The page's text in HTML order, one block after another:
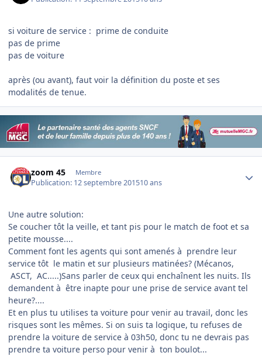
si voiture de service : prime de conduite
pas de prime
pas de voiture
après (ou avant), faut voir la définition du poste et ses
modalités de tenue.
zoom 45 Membre
Publication: 12 septembre 201510 ans
Une autre solution:
Se coucher tôt la veille, et tant pis pour le match de foot et sa
petite mousse....
Comment font les agents qui sont amenés à prendre leur
service tôt le matin et sur plusieurs matinées? (Mécanos,
ASCT, AC.....)Sans parler de ceux qui enchaînent les nuits. Ils
demandent à être inapte pour une prise de service avant tel
heure?....
Et en plus tu utilises ta voiture pour venir au travail, donc les
risques sont les mêmes. Si on suis ta logique, tu refuses de
prendre la voiture de service à 03h50, donc tu ne devrais pas
prendre ta voiture perso pour venir à ton boulot...